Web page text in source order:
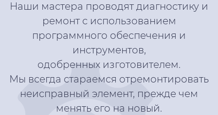
Наши мастера проводят диагностику и
ремонт с использованием
программного обеспечения и
инструментов,
одобренных изготовителем.
Мы всегда стараемся отремонтировать
неисправный элемент, прежде чем
менять его на новый.